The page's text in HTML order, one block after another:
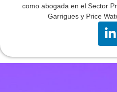
como abogada en el Sector
Garrigues y Price